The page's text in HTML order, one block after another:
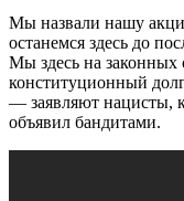
Мы назвали нашу
останемся здесь до
Мы здесь на
конституционный
— заявляют нацисты,
объявил бандитами.